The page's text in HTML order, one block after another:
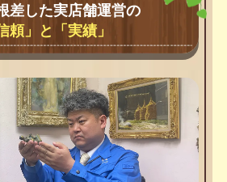
差した実店舗運営の
頼」と「実績」